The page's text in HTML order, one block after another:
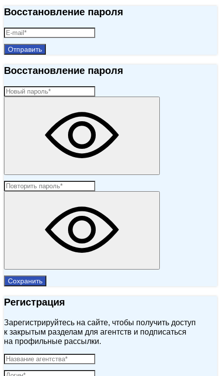
Восстановление пароля
Отправить
Восстановление пароля
Сохранить
Регистрация
Зарегистрируйтесь на сайте, чтобы получить доступ
к закрытым разделам для агентств и подписаться
на профильные рассылки.